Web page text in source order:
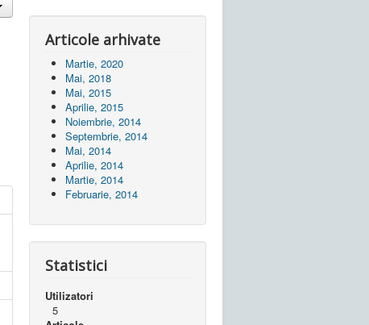
Articole arhivate
Martie, 2020
Mai, 2018
Mai, 2015
Aprilie, 2015
Noiembrie, 2014
Septembrie, 2014
Mai, 2014
Aprilie, 2014
Martie, 2014
Februarie, 2014
Statistici
Utilizatori
5